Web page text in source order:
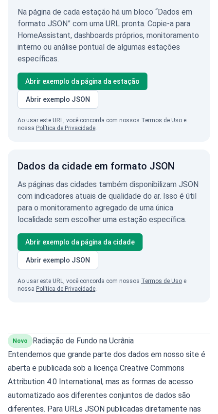
Na página de cada estação há um bloco “Dados em
formato JSON” com uma URL pronta. Copie-a para
HomeAssistant, dashboards próprios, monitoramento
interno ou análise pontual de algumas estações
específicas.
Abrir exemplo da página da estação
Abrir exemplo JSON
Ao usar este URL, você concorda com nossos Termos de Uso e
nossa Política de Privacidade.
Dados da cidade em formato JSON
As páginas das cidades também disponibilizam JSON
com indicadores atuais de qualidade do ar. Isso é útil
para o monitoramento agregado de uma única
localidade sem escolher uma estação específica.
Abrir exemplo da página da cidade
Abrir exemplo JSON
Ao usar este URL, você concorda com nossos Termos de Uso e
nossa Política de Privacidade.
Novo
Radiação de Fundo na Ucrânia
Entendemos que grande parte dos dados em nosso site é
aberta e publicada sob a licença Creative Commons
Attribution 4.0 International, mas as formas de acesso
automatizado aos diferentes conjuntos de dados são
diferentes. Para URLs JSON publicadas diretamente nas